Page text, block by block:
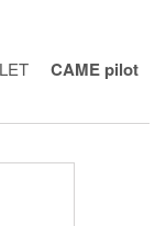
CAME pilot